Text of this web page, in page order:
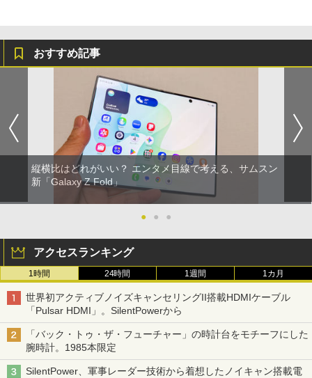
おすすめ記事
縦横比はどれがいい？ エンタメ目線で考える、サムスン
新「Galaxy Z Fold」
● ● ●
アクセスランキング
1時間 24時間 1週間 1カ月
世界初アクティブノイズキャンセリングII搭載HDMIケーブル
「Pulsar HDMI」。SilentPowerから
「バック・トゥ・ザ・フューチャー」の時計台をモチーフにした
腕時計。1985本限定
SilentPower、軍事レーダー技術から着想したノイキャン搭載電